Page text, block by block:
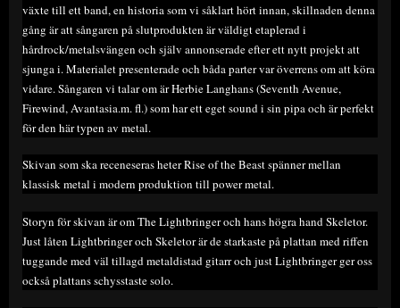
växte till ett band, en historia som vi såklart hört innan, skillnaden denna
gång är att sångaren på slutprodukten är väldigt etaplerad i
hårdrock/metalsvängen och själv annonserade efter ett nytt projekt att
sjunga i. Materialet presenterade och båda parter var överrens om att köra
vidare. Sångaren vi talar om är Herbie Langhans (Seventh Avenue,
Firewind, Avantasia.m. fl.) som har ett eget sound i sin pipa och är perfekt
för den här typen av metal.
Skivan som ska receneseras heter Rise of the Beast spänner mellan
klassisk metal i modern produktion till power metal.
Storyn för skivan är om The Lightbringer och hans högra hand Skeletor.
Just låten Lightbringer och Skeletor är de starkaste på plattan med riffen
tuggande med väl tillagd metaldistad gitarr och just Lightbringer ger oss
också plattans schysstaste solo.